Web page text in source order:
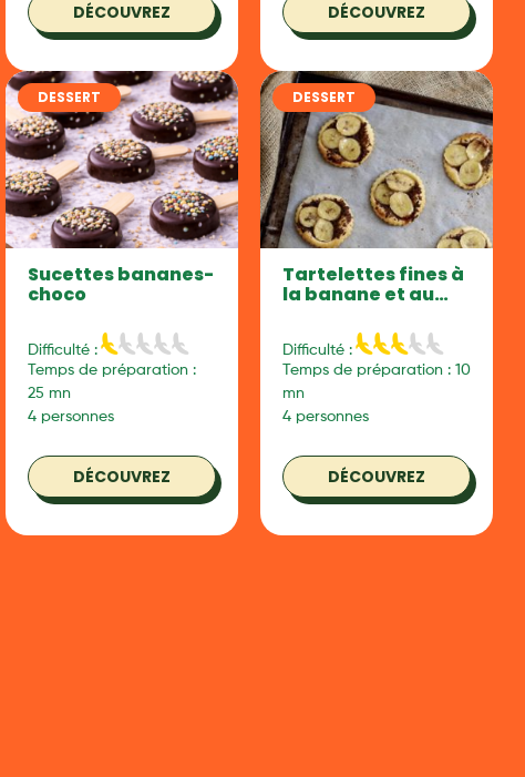
DÉCOUVREZ DÉCOUVREZ
DESSERT
Sucettes bananes-
choco
Difficulté :
Temps de préparation :
25 mn
4 personnes
DÉCOUVREZ
DESSERT
Tartelettes fines à
la banane et au
Difficulté :
Temps de préparation : 10
mn
4 personnes
DÉCOUVREZ